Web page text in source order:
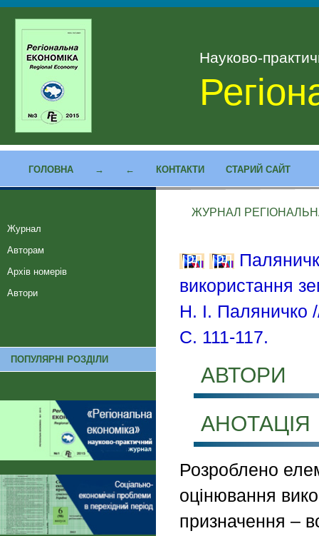
Науково-
ГОЛОВНА → ← КОНТАКТИ СТАРИЙ САЙТ
Журнал
Авторам
Архів номерів
Автори
ПОПУЛЯРНІ РОЗДІЛИ
ЖУРНАЛ
використання
Н. І. Паляничко
С. 111-117.
АВТОРИ
АНОТАЦІЯ
Розроблено
оцінювання
призначення –